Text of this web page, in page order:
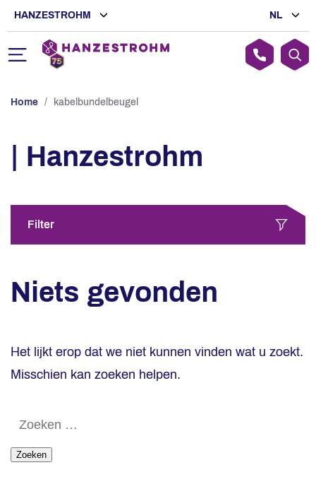
HANZESTROHM NL
Home / kabelbundelbeugel
| Hanzestrohm
Filter
Niets gevonden
Het lijkt erop dat we niet kunnen vinden wat u zoekt.
Misschien kan zoeken helpen.
Zoeken